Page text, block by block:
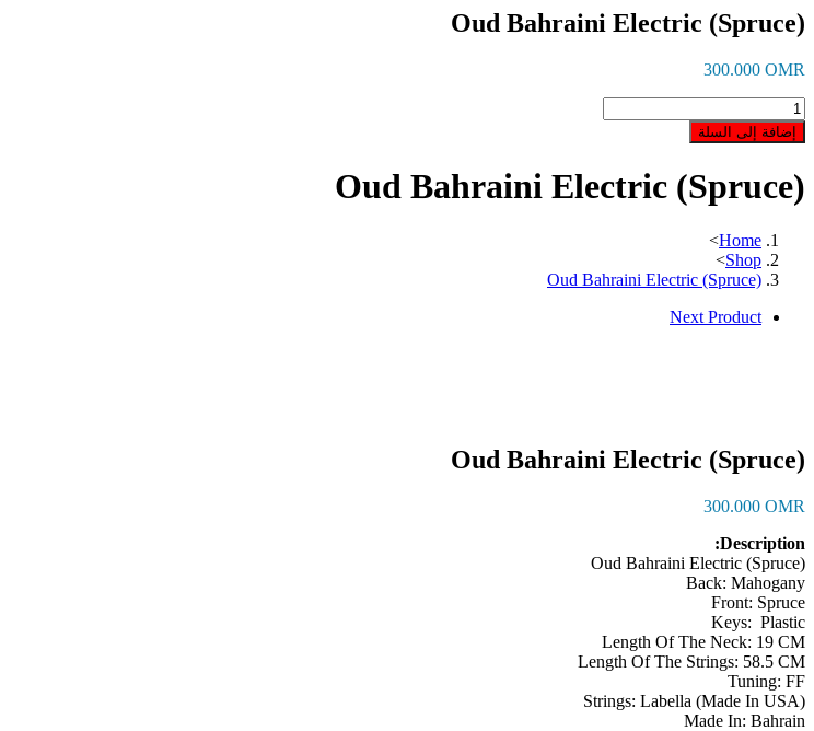
Oud Bahraini Electric (Spruce)
300.000 OMR
كمية
Oud
Bahraini
(Spruce)
إضافة إلى السلة
Oud Bahraini Electric (Spruce)
Home
>
Shop
>
Oud Bahraini Electric (Spruce)
Next Product
Oud Bahraini Electric (Spruce)
300.000 OMR
Description:
Oud Bahraini Electric (Spruce)
Back: Mahogany
Front: Spruce
Keys: Plastic
Length Of The Neck: 19 CM
Length Of The Strings: 58.5 CM
Tuning: FF
Strings: Labella (Made In USA)
Made In: Bahrain